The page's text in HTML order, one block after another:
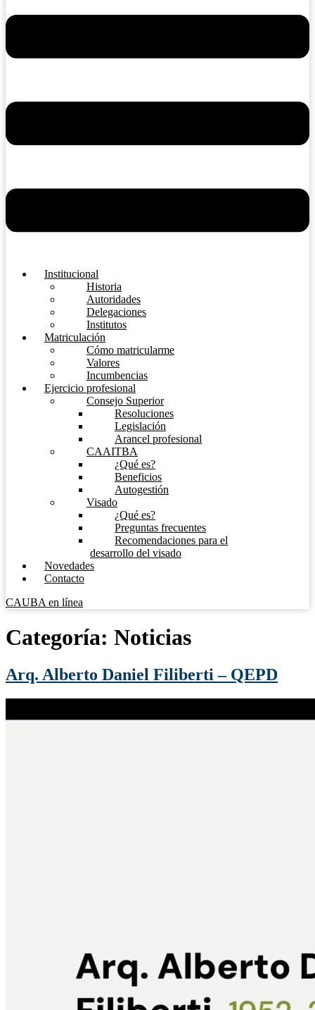
Institucional
Historia
Autoridades
Delegaciones
Institutos
Matriculación
Cómo matricularme
Valores
Incumbencias
Ejercicio profesional
Consejo Superior
Resoluciones
Legislación
Arancel profesional
CAAITBA
¿Qué es?
Beneficios
Autogestión
Visado
¿Qué es?
Preguntas frecuentes
Recomendaciones para el
desarrollo del visado
Novedades
Contacto
CAUBA en línea
Categoría: Noticias
Arq. Alberto Daniel Filiberti – QEPD